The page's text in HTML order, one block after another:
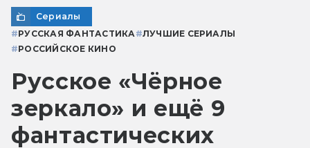
Сериалы
#РУССКАЯ ФАНТАСТИКА #ЛУЧШИЕ СЕРИАЛЫ
#РОССИЙСКОЕ КИНО
Русское «Чёрное
зеркало» и ещё 9
фантастических